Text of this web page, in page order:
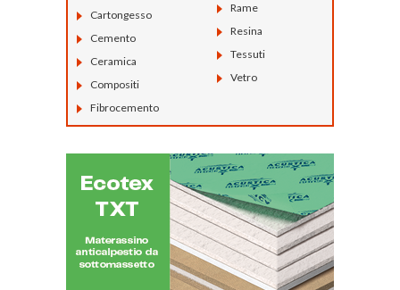
Cartongesso
Cemento
Ceramica
Compositi
Fibrocemento
Rame
Resina
Tessuti
Vetro